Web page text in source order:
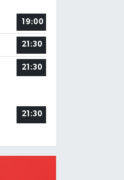
19:00
21:30
21:30
21:30